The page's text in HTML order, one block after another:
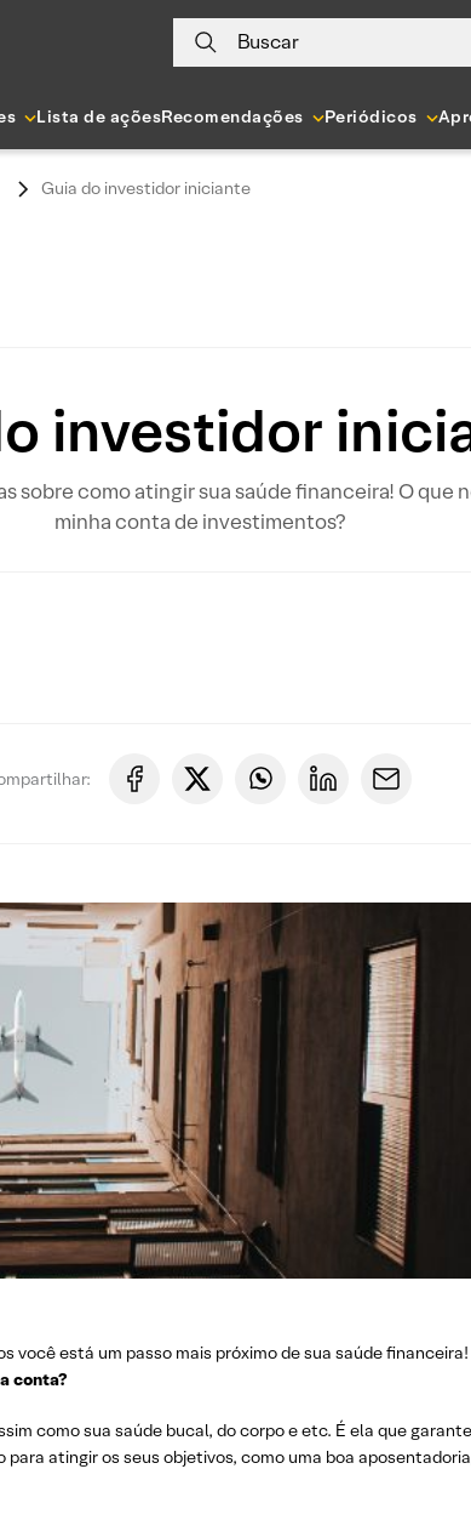
Buscar
Lista de açõesRecomendações Periódicos
Guia do investidor iniciante
investidor
como atingir sua saúde financeira! O que
minha conta de investimentos?
você está um passo mais próximo de sua saúde financeira!
conta?
como sua saúde bucal, do corpo e etc. É ela que
para atingir os seus objetivos, como uma boa